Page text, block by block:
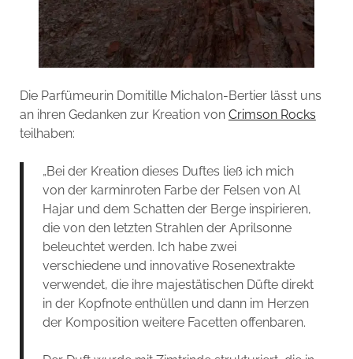
Die Parfümeurin Domitille Michalon-Bertier lässt uns
an ihren Gedanken zur Kreation von Crimson Rocks
teilhaben:
„Bei der Kreation dieses Duftes ließ ich mich
von der karminroten Farbe der Felsen von Al
Hajar und dem Schatten der Berge inspirieren,
die von den letzten Strahlen der Aprilsonne
beleuchtet werden. Ich habe zwei
verschiedene und innovative Rosenextrakte
verwendet, die ihre majestätischen Düfte direkt
in der Kopfnote enthüllen und dann im Herzen
der Komposition weitere Facetten offenbaren.